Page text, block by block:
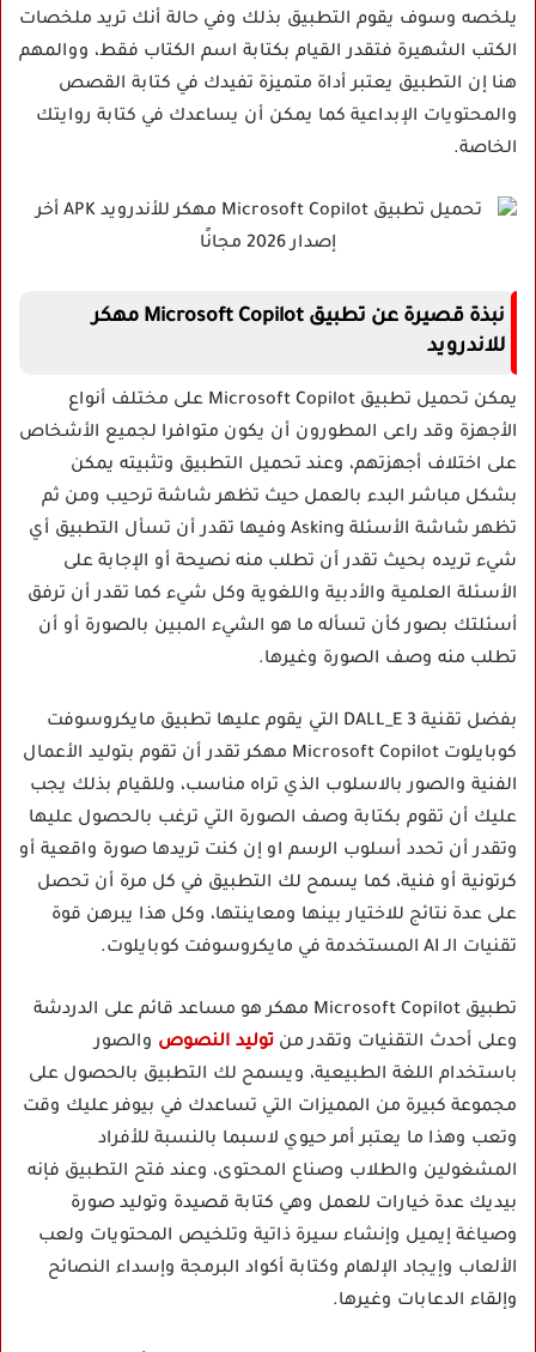
يلخصه وسوف يقوم التطبيق بذلك وفي حالة أنك تريد ملخصات
الكتب الشهيرة فتقدر القيام بكتابة اسم الكتاب فقط، ووالمهم
هنا إن التطبيق يعتبر أداة متميزة تفيدك في كتابة القصص
والمحتويات الإبداعية كما يمكن أن يساعدك في كتابة روايتك
الخاصة.
نبذة قصيرة عن تطبيق Microsoft Copilot مهكر
للاندرويد
يمكن تحميل تطبيق Microsoft Copilot على مختلف أنواع
الأجهزة وقد راعى المطورون أن يكون متوافرا لجميع الأشخاص
على اختلاف أجهزتهم، وعند تحميل التطبيق وتثبيته يمكن
بشكل مباشر البدء بالعمل حيث تظهر شاشة ترحيب ومن ثم
تظهر شاشة الأسئلة Asking وفيها تقدر أن تسأل التطبيق أي
شيء تريده بحيث تقدر أن تطلب منه نصيحة أو الإجابة على
الأسئلة العلمية والأدبية واللغوية وكل شيء كما تقدر أن ترفق
أسئلتك بصور كأن تسأله ما هو الشيء المبين بالصورة أو أن
تطلب منه وصف الصورة وغيرها.
بفضل تقنية DALL_E 3 التي يقوم عليها تطبيق مايكروسوفت
كوبايلوت Microsoft Copilot مهكر تقدر أن تقوم بتوليد الأعمال
الفنية والصور بالاسلوب الذي تراه مناسب، وللقيام بذلك يجب
عليك أن تقوم بكتابة وصف الصورة التي ترغب بالحصول عليها
وتقدر أن تحدد أسلوب الرسم او إن كنت تريدها صورة واقعية أو
كرتونية أو فنية، كما يسمح لك التطبيق في كل مرة أن تحصل
على عدة نتائج للاختيار بينها ومعاينتها، وكل هذا يبرهن قوة
تقنيات الـ AI المستخدمة في مايكروسوفت كوبايلوت.
تطبيق Microsoft Copilot مهكر هو مساعد قائم على الدردشة
وعلى أحدث التقنيات وتقدر من توليد النصوص والصور
باستخدام اللغة الطبيعية، ويسمح لك التطبيق بالحصول على
مجموعة كبيرة من المميزات التي تساعدك في بيوفر عليك وقت
وتعب وهذا ما يعتبر أمر حيوي لاسبما بالنسبة للأفراد
المشغولين والطلاب وصناع المحتوى، وعند فتح التطبيق فإنه
بيديك عدة خيارات للعمل وهي كتابة قصيدة وتوليد صورة
وصياغة إيميل وإنشاء سيرة ذاتية وتلخيص المحتويات ولعب
الألعاب وإيجاد الإلهام وكتابة أكواد البرمجة وإسداء النصائح
وإلقاء الدعابات وغيرها.